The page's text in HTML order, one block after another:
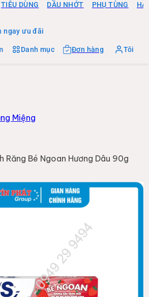
TIÊU DÙNG DẦU NHỚT PHỤ TÙNG
ngay ưu đãi
Danh mục Đơn hàng Tôi
Miệng
Răng Bé Ngoan Hương Dâu 90g